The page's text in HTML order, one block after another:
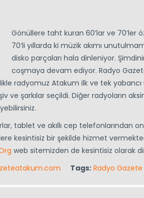
Gönüllere taht kuran 60’lar ve
70’li yıllarda ki müzik akımı
disko parçaları hala dinleniyor.
coşmaya devam ediyor. Radyo
radyomuz Atakum ilk ve tek
ve şarkılar seçildi. Diğer radyoların
tablet ve akıllı cep telefonlarından
kesintisiz bir şekilde hizmet
web sitemizden de kesintisiz olarak
Tags: Radyo